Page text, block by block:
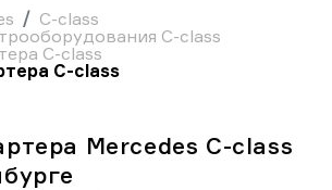
C-class
C-class
C-class
C-class
Mercedes C-class